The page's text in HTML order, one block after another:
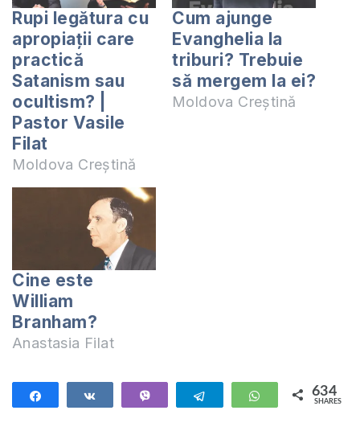
Rupi legătura cu
apropiații care
practică
Satanism sau
ocultism? |
Pastor Vasile
Filat
Moldova Creștină
Cum ajunge
Evanghelia la
triburi? Trebuie
să mergem la ei?
Moldova Creștină
Cine este
William
Branham?
Anastasia Filat
Telegram WhatsApp
634
SHARES